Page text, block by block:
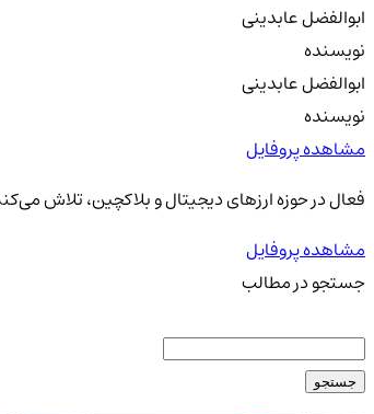
ابوالفضل عابدینی
نویسنده
ابوالفضل عابدینی
نویسنده
مشاهده پروفایل
فعال در حوزه ارزهای دیجیتال و بلاکچین، تلاش
مشاهده پروفایل
جستجو در مطالب
جستجو